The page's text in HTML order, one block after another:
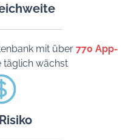
mit über 770 App-
täglich wächst